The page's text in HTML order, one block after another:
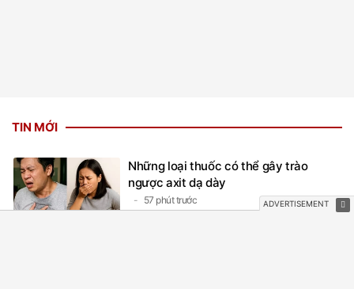
TIN MỚI
Những loại thuốc có thể gây trào
ngược axit dạ dày
57 phút trước